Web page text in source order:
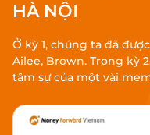
HÀ NỘI
Ở kỳ 1, chúng ta đã
Ailee, Brown. Trong kỳ
tâm sự của một vài